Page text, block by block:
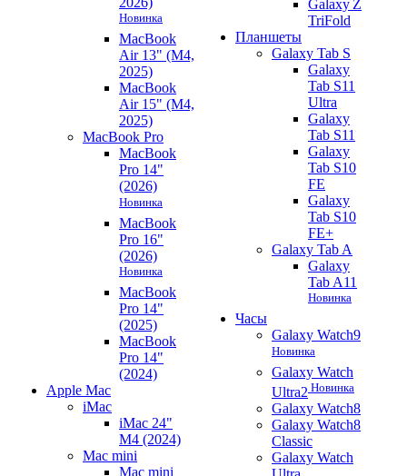
Новинка
MacBook
Air 13" (M4,
2025)
MacBook
Air 15" (M4,
2025)
MacBook Pro
MacBook
Pro 14"
(2026)
Новинка
MacBook
Pro 16"
(2026)
Новинка
MacBook
Pro 14"
(2025)
MacBook
Pro 14"
(2024)
Apple Mac
iMac
iMac 24"
M4 (2024)
Mac mini
Mac mini
Galaxy Z
TriFold
Планшеты
Galaxy Tab S
Galaxy
Tab S11
Ultra
Galaxy
Tab S11
Galaxy
Tab S10
FE
Galaxy
Tab S10
FE+
Galaxy Tab A
Galaxy
Tab A11
Новинка
Часы
Galaxy Watch9
Новинка
Galaxy Watch
Ultra2 Новинка
Galaxy Watch8
Galaxy Watch8
Classic
Galaxy Watch